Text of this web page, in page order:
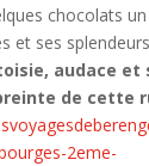
chocolats
et ses
audace et
de cette
2eme-